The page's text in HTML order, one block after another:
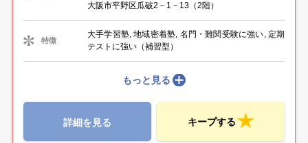
大阪市平野区瓜破2－1－13（2階）
特徴
大手学習塾, 地域密着塾, 名門・難関受験に強い, 定期
テストに強い（補習型）
もっと見る
詳細を見る キープする